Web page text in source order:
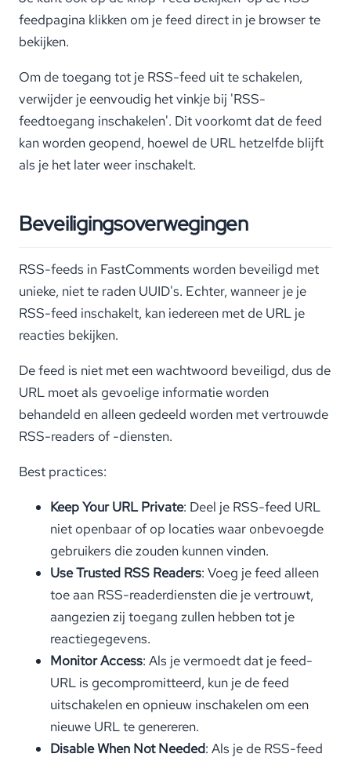
feedpagina klikken om je feed direct in je browser te
bekijken.
Om de toegang tot je RSS-feed uit te schakelen,
verwijder je eenvoudig het vinkje bij 'RSS-
feedtoegang inschakelen'. Dit voorkomt dat de feed
kan worden geopend, hoewel de URL hetzelfde blijft
als je het later weer inschakelt.
Beveiligingsoverwegingen
RSS-feeds in FastComments worden beveiligd met
unieke, niet te raden UUID's. Echter, wanneer je je
RSS-feed inschakelt, kan iedereen met de URL je
reacties bekijken.
De feed is niet met een wachtwoord beveiligd, dus de
URL moet als gevoelige informatie worden
behandeld en alleen gedeeld worden met vertrouwde
RSS-readers of -diensten.
Best practices:
Keep Your URL Private: Deel je RSS-feed URL
niet openbaar of op locaties waar onbevoegde
gebruikers die zouden kunnen vinden.
Use Trusted RSS Readers: Voeg je feed alleen
toe aan RSS-readerdiensten die je vertrouwt,
aangezien zij toegang zullen hebben tot je
reactiegegevens.
Monitor Access: Als je vermoedt dat je feed-
URL is gecompromitteerd, kun je de feed
uitschakelen en opnieuw inschakelen om een
nieuwe URL te genereren.
Disable When Not Needed: Als je de RSS-feed